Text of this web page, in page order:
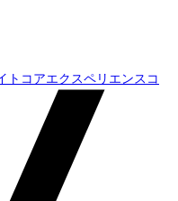
トコアエクスペリエンスコ